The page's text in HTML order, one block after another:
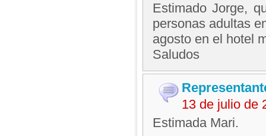
Estimado Jorge,
personas adultas
agosto en el hotel
Saludos
13 de julio de
Estimada Mari.